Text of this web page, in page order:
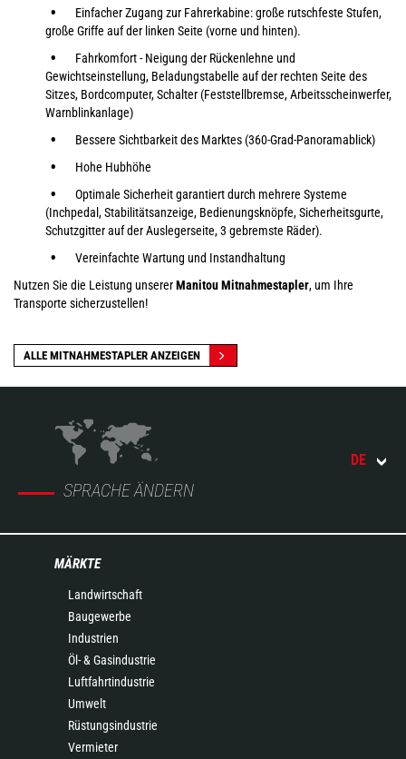
Einfacher Zugang zur Fahrerkabine: große rutschfeste Stufen,
große Griffe auf der linken Seite (vorne und hinten).
Fahrkomfort - Neigung der Rückenlehne und
Gewichtseinstellung, Beladungstabelle auf der rechten Seite des
Sitzes, Bordcomputer, Schalter (Feststellbremse, Arbeitsscheinwerfer,
Warnblinkanlage)
Bessere Sichtbarkeit des Marktes (360-Grad-Panoramablick)
Hohe Hubhöhe
Optimale Sicherheit garantiert durch mehrere Systeme
(Inchpedal, Stabilitätsanzeige, Bedienungsknöpfe, Sicherheitsgurte,
Schutzgitter auf der Auslegerseite, 3 gebremste Räder).
Vereinfachte Wartung und Instandhaltung
Nutzen Sie die Leistung unsererManitou Mitnahmestapler, um Ihre
Transporte sicherzustellen!
ALLE MITNAHMESTAPLER ANZEIGEN
SPRACHE ÄNDERN
DE
MÄRKTE
Landwirtschaft
Baugewerbe
Industrien
Öl- & Gasindustrie
Luftfahrtindustrie
Umwelt
Rüstungsindustrie
Vermieter